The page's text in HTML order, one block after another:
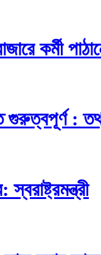
কর্মী
: